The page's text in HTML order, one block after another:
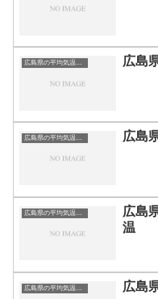
広島県の平均気温まとめ 広島
広島県の平均気温まとめ 広島
広島
温
広島